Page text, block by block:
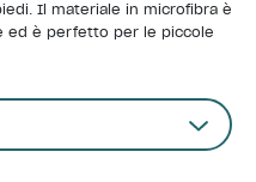
Il materiale in microfibra è
ed è perfetto per le piccole